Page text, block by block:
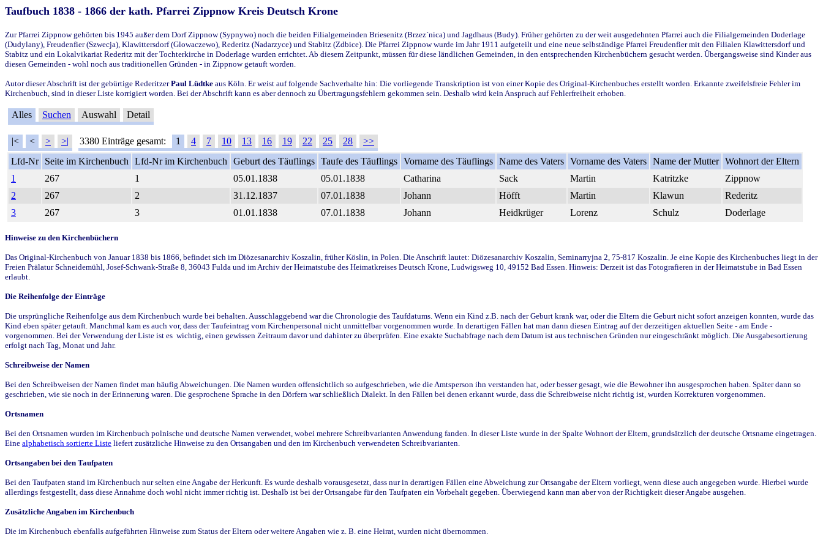
Taufbuch 1838 - 1866 der kath. Pfarrei Zippnow Kreis Deutsch Krone
Zur Pfarrei Zippnow gehörten bis 1945 außer dem Dorf Zippnow (Sypnywo) noch die beiden Filialgemeinden Briesenitz (Brzez`nica) und Jagdhaus (Budy). Früher gehörten zu der weit ausgedehnten Pfarrei auch die Filialgemeinden Doderlage
(Dudylany), Freudenfier (Szwecja), Klawittersdorf (Glowaczewo), Rederitz (Nadarzyce) und Stabitz (Zdbice). Die Pfarrei Zippnow wurde im Jahr 1911 aufgeteilt und eine neue selbständige Pfarrei Freudenfier mit den Filialen Klawittersdorf und
Stabitz und ein Lokalvikariat Rederitz mit der Tochterkirche in Doderlage wurden errichtet. Ab diesem Zeitpunkt, müssen für diese ländlichen Gemeinden, in den entsprechenden Kirchenbüchern gesucht werden. Übergangsweise sind Kinder aus
diesen Gemeinden - wohl noch aus traditionellen Gründen - in Zippnow getauft worden.
Autor dieser Abschrift ist der gebürtige RederitzerPaul Lüdtke aus Köln. Er weist auf folgende Sachverhalte hin: Die vorliegende Transkription ist von einer Kopie des Original-Kirchenbuches erstellt worden. Erkannte zweifelsfreie Fehler im
Kirchenbuch, sind in dieser Liste korrigiert worden. Bei der Abschrift kann es aber dennoch zu Übertragungsfehlern gekommen sein. Deshalb wird kein Anspruch auf Fehlerfreiheit erhoben.
Alles Suchen Auswahl Detail
|< < > >| 3380 Einträge gesamt: 1 4 7 10 13 16 19 22 25 28
>>
Lfd-Nr
Seite im Kirchenbuch Lfd-Nr im Kirchenbuch Geburt des Täuflings Taufe des Täuflings Vorname des Täuflings Name des Vaters Vorname des Vaters Name der Mutter Wohnort der Eltern
1
267 1 05.01.1838 05.01.1838 Catharina Sack Martin Katritzke
Zippnow
2
267 2 31.12.1837 07.01.1838 Johann Höfft Martin Klawun
Rederitz
3
267 3 01.01.1838 07.01.1838 Johann Heidkrüger Lorenz Schulz Doderlage
Hinweise zu den Kirchenbüchern
Das Original-Kirchenbuch von Januar 1838 bis 1866, befindet sich im Diözesanarchiv Koszalin, früher Köslin, in Polen. Die Anschrift lautet: Diözesanarchiv Koszalin, Seminarryjna 2, 75-817 Koszalin. Je eine Kopie des Kirchenbuches liegt in der
Freien Prälatur Schneidemühl, Josef-Schwank-Straße 8, 36043 Fulda und im Archiv der Heimatstube des Heimatkreises Deutsch Krone, Ludwigsweg 10, 49152 Bad Essen. Hinweis: Derzeit ist das Fotografieren in der Heimatstube in Bad Essen
erlaubt.
Die Reihenfolge der Einträge
Die ursprüngliche Reihenfolge aus dem Kirchenbuch wurde bei behalten. Ausschlaggebend war die Chronologie des Taufdatums. Wenn ein Kind z.B. nach der Geburt krank war, oder die Eltern die Geburt nicht sofort anzeigen konnten, wurde das
Kind eben später getauft. Manchmal kam es auch vor, dass der Taufeintrag vom Kirchenpersonal nicht unmittelbar vorgenommen wurde. In derartigen Fällen hat man dann diesen Eintrag auf der derzeitigen aktuellen Seite - am Ende -
vorgenommen. Bei der Verwendung der Liste ist es wichtig, einen gewissen Zeitraum davor und dahinter zu überprüfen. Eine exakte Suchabfrage nach dem Datum ist aus technischen Gründen nur eingeschränkt möglich. Die Ausgabesortierung
erfolgt nach Tag, Monat und Jahr.
Schreibweise der Namen
Bei den Schreibweisen der Namen findet man häufig Abweichungen. Die Namen wurden offensichtlich so aufgeschrieben, wie die Amtsperson ihn verstanden hat, oder besser gesagt, wie die Bewohner ihn ausgesprochen haben. Später dann so
geschrieben, wie sie noch in der Erinnerung waren. Die gesprochene Sprache in den Dörfern war schließlich Dialekt. In den Fällen bei denen erkannt wurde, dass die Schreibweise nicht richtig ist, wurden Korrekturen vorgenommen.
Ortsnamen
Bei den Ortsnamen wurden im Kirchenbuch polnische und deutsche Namen verwendet, wobei mehrere Schreibvarianten Anwendung fanden. In dieser Liste wurde in der Spalte Wohnort der Eltern, grundsätzlich der deutsche Ortsname eingetragen.
Eine alphabetisch sortierte Liste liefert zusätzliche Hinweise zu den Ortsangaben und den im Kirchenbuch verwendeten Schreibvarianten.
Ortsangaben bei den Taufpaten
Bei den Taufpaten stand im Kirchenbuch nur selten eine Angabe der Herkunft. Es wurde deshalb vorausgesetzt, dass nur in derartigen Fällen eine Abweichung zur Ortsangabe der Eltern vorliegt, wenn diese auch angegeben wurde. Hierbei wurde
allerdings festgestellt, dass diese Annahme doch wohl nicht immer richtig ist. Deshalb ist bei der Ortsangabe für den Taufpaten ein Vorbehalt gegeben. Überwiegend kann man aber von der Richtigkeit dieser Angabe ausgehen.
Zusätzliche Angaben im Kirchenbuch
Die im Kirchenbuch ebenfalls aufgeführten Hinweise zum Status der Eltern oder weitere Angaben wie z. B. eine Heirat, wurden nicht übernommen.